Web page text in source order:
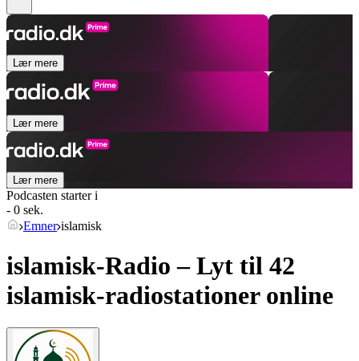
Lær mere
Lær mere
Lær mere
Podcasten starter i
- 0 sek.
Emner islamisk
islamisk-Radio – Lyt til 42
islamisk-radiostationer online